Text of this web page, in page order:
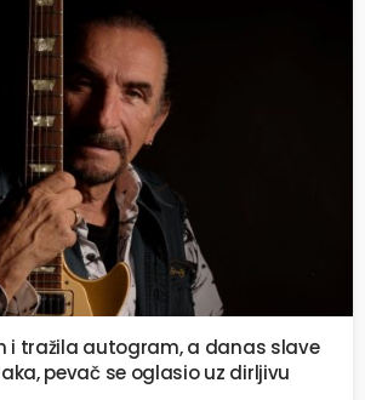
i tražila autogram, a danas slave
pevač se oglasio uz dirljivu